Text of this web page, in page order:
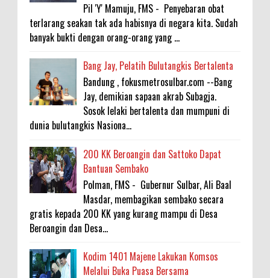
Pil 'Y' Mamuju, FMS - Penyebaran obat
terlarang seakan tak ada habisnya di negara kita. Sudah
banyak bukti dengan orang-orang yang ...
Bang Jay, Pelatih Bulutangkis Bertalenta
Bandung , fokusmetrosulbar.com --Bang
Jay, demikian sapaan akrab Subagja.
Sosok lelaki bertalenta dan mumpuni di
dunia bulutangkis Nasiona...
200 KK Beroangin dan Sattoko Dapat
Bantuan Sembako
Polman, FMS - Gubernur Sulbar, Ali Baal
Masdar, membagikan sembako secara
gratis kepada 200 KK yang kurang mampu di Desa
Beroangin dan Desa...
Kodim 1401 Majene Lakukan Komsos
Melalui Buka Puasa Bersama